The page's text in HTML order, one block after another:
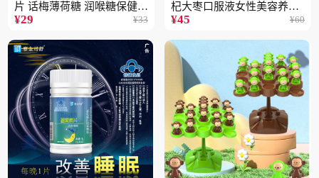
片 话梅薄荷糖 润喉糖保健食
品
¥29 ¥33
杞大枣口服液女性美容养颜
营养品12支装
¥45 ¥60